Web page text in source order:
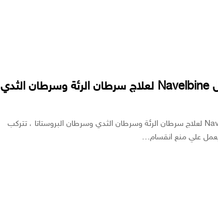
نافيلبين حقن وكبسول Navelbine لعلاج سرطان الرئة وسرطان الثدي
نافيلبين حقن وكبسول Navelbine لعلاج سرطان الرئة وسرطان الثدي وسرطان البروستاتا ، تتركب
يعمل علي منع انقسام…